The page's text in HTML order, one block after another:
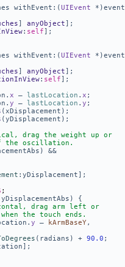
withEvent:(UIEvent *)event
] anyObject];
: self];
withEvent:(UIEvent *)event
] anyObject];
: self];
x – lastLocation . x ;
y – lastLocation . y ;
(xDisplacement);
(yDisplacement);
drag the weight up or
the oscillation.
&&
:yDisplacement];
;
yDisplacementAbs) {
drag arm left or
the touch ends.
y – kArmBaseY,
(radians) + 90.0 ;